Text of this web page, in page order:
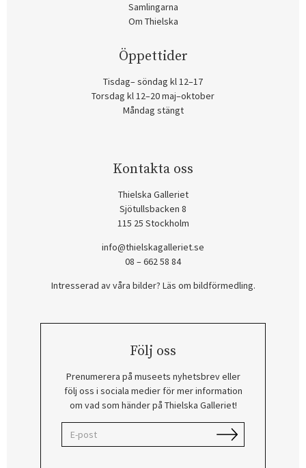
Samlingarna
Om Thielska
Öppettider
Tisdag– söndag kl 12–17
Torsdag kl 12–20 maj–oktober
Måndag stängt
Kontakta oss
Thielska Galleriet
Sjötullsbacken 8
115 25 Stockholm
info@thielskagalleriet.se
08 – 662 58 84
Intresserad av våra bilder? Läs om bildförmedling.
Följ oss
Prenumerera på museets nyhetsbrev eller
följ oss i sociala medier för mer information
om vad som händer på Thielska Galleriet!